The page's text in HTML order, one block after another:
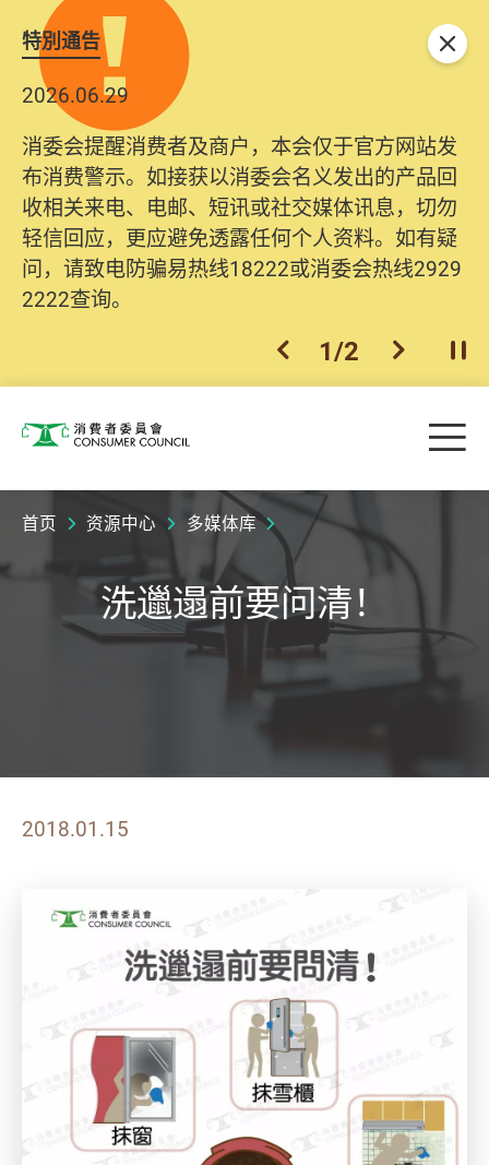
特別通告
2026.06.29
消委会提醒消费者及商户，本会仅于官方网站发
布消费警示。如接获以消委会名义发出的产品回
收相关来电、电邮、短讯或社交媒体讯息，切勿
轻信回应，更应避免透露任何个人资料。如有疑
问，请致电防骗易热线18222或消委会热线2929
2222查询。
上一个
1/2 下一个开
关闭
消费者委员会 目
首页 资源中心 多媒体库
洗邋遢前要问清！
2018.01.15